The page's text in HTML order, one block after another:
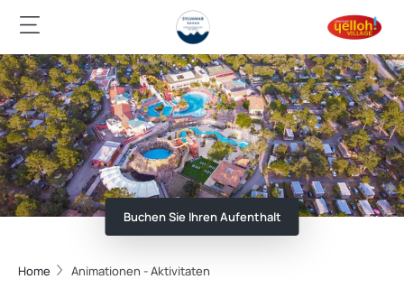
Buchen Sie Ihren Aufenthalt
Home Animationen - Aktivitaten